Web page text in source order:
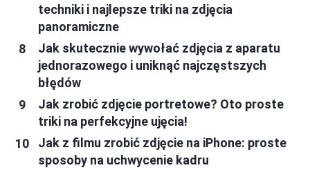
techniki i najlepsze triki na zdjęcia
panoramiczne
Jak skutecznie wywołać zdjęcia z aparatu
jednorazowego i uniknąć najczęstszych
błędów
Jak zrobić zdjęcie portretowe? Oto proste
triki na perfekcyjne ujęcia!
Jak z filmu zrobić zdjęcie na iPhone: proste
sposoby na uchwycenie kadru